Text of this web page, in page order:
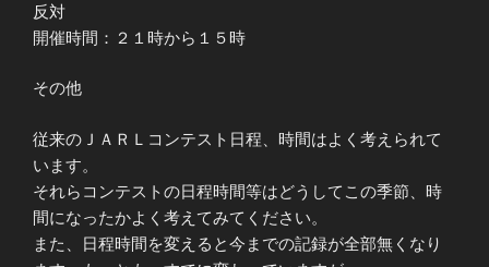
反対
開催時間：２１時から１５時
その他
従来のＪＡＲＬコンテスト日程、時間はよく考えられて
います。
それらコンテストの日程時間等はどうしてこの季節、時
間になったかよく考えてみてください。
また、日程時間を変えると今までの記録が全部無くなり